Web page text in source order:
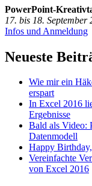
PowerPoint-
17. bis 18.
Infos und Anmeldung
Neueste
Wie mir ein
erspart
In Excel 2016
Ergebnisse
Bald als Video:
Datenmodell
Happy
Vereinfachte
von Excel 2016